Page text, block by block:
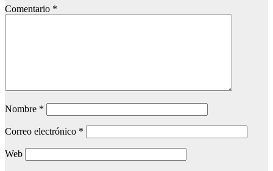
Comentario *
Nombre *
Correo electrónico *
Web